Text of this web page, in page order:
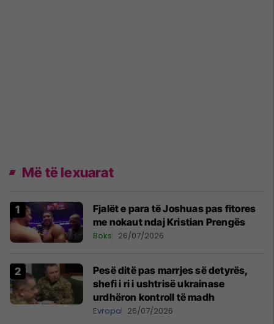
Më të lexuarat
Fjalët e para të Joshuas pas fitores
me nokaut ndaj Kristian Prengës
Boks 26/07/2026
Pesë ditë pas marrjes së detyrës,
shefi i ri i ushtrisë ukrainase
urdhëron kontroll të madh
Evropa 26/07/2026